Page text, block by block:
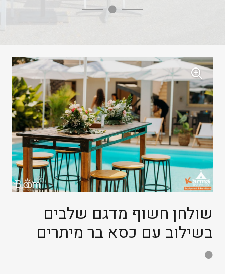
שולחן חשוף מדגם שלבים
בשילוב עם כסא בר מיתרים